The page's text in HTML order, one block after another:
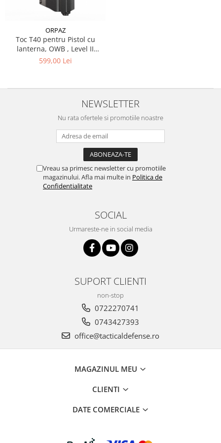
Fortele de Ordine Publica
Suport Cătușe
Toc Baston Telescopic
Toc Sprey cu Piper
Compatibile cu lanternă
TOCURI IWB
ORPAZ
Toc T40 pentru Pistol cu
lanterna, OWB , Level II
Retention - ORPAZ
599,00 Lei
NEWSLETTER
Nu rata ofertele si promotiile noastre
Vreau sa primesc newsletter cu promotiile
magazinului. Afla mai multe in Politica de
Confidentialitate
SOCIAL
Urmareste-ne in social media
SUPORT CLIENTI
non-stop
0722270741
0743427393
office@tacticaldefense.ro
MAGAZINUL MEU
CLIENTI
DATE COMERCIALE